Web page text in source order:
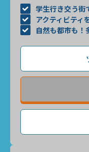
学生行き交う街
アクティビティ
自然も都市も！